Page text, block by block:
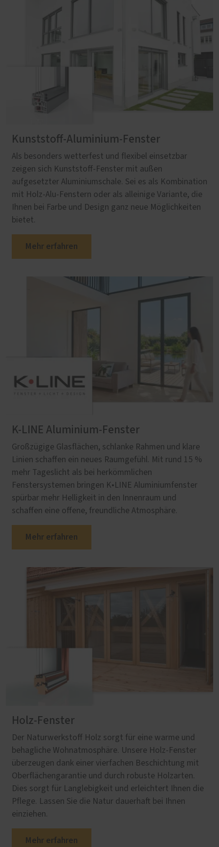
Kunststoff-Aluminium-Fenster
Als besonders wetterfest und flexibel einsetzbar
zeigen sich Kunststoff-Fenster mit außen
aufgesetzter Aluminiumschale. Sei es als Kombination
mit Holz-Alu-Fenstern oder als alleinige Variante, die
Ihnen bei Farbe und Design ganz neue Möglichkeiten
bietet.
Mehr erfahren
K-LINE Aluminium-Fenster
Großzügige Glasflächen, schlanke Rahmen und klare
Linien schaffen ein neues Raumgefühl. Mit rund 15 %
mehr Tageslicht als bei herkömmlichen
Fenstersystemen bringen K•LINE Aluminiumfenster
spürbar mehr Helligkeit in den Innenraum und
schaffen eine offene, freundliche Atmosphäre.
Mehr erfahren
Holz-Fenster
Der Naturwerkstoff Holz sorgt für eine warme und
behagliche Wohnatmosphäre. Unsere Holz-Fenster
überzeugen dank einer vierfachen Beschichtung mit
Oberflächengarantie und durch robuste Holzarten.
Dies sorgt für Langlebigkeit und erleichtert Ihnen die
Pflege. Lassen Sie die Natur dauerhaft bei Ihnen
einziehen.
Mehr erfahren